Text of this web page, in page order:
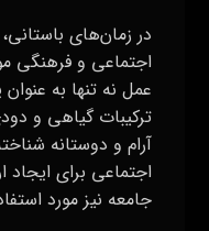
در زمان‌های
اجتماعی و فرهنگی
عمل نه تنها به
ترکیبات گیاهی و
آرام و دوستانه
اجتماعی برای ایجاد
جامعه نیز مورد